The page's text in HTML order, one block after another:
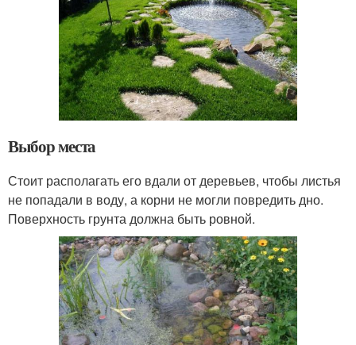
Выбор места
Стоит располагать его вдали от деревьев, чтобы листья
не попадали в воду, а корни не могли повредить дно.
Поверхность грунта должна быть ровной.